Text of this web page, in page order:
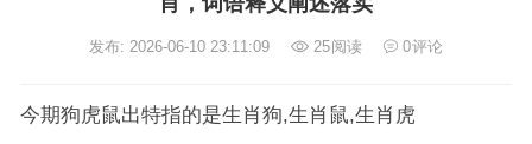
发布: 2026-06-10 23:11:09 25阅读 0评论
今期狗虎鼠出特指的是生肖狗,生肖鼠,生肖虎